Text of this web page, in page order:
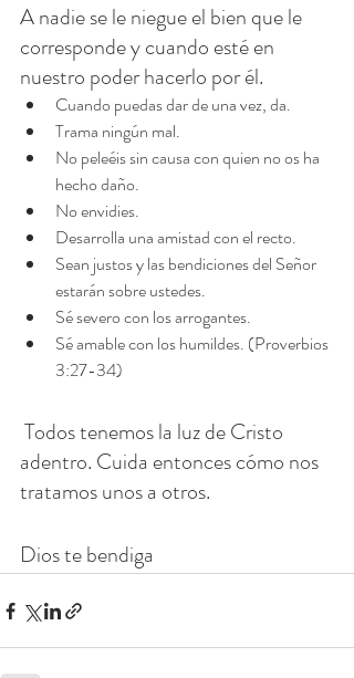
A nadie se le niegue el bien que le
corresponde y cuando esté en
nuestro poder hacerlo por él.
Cuando puedas dar de una vez, da.
Trama ningún mal.
No peleéis sin causa con quien no os ha
hecho daño.
No envidies.
Desarrolla una amistad con el recto.
Sean justos y las bendiciones del Señor
estarán sobre ustedes.
Sé severo con los arrogantes.
Sé amable con los humildes. (Proverbios
3:27-34)
adentro. Cuida entonces cómo nos
tratamos unos a otros.
Dios te bendiga